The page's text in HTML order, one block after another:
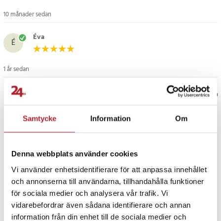
Samtycke Information Om
Denna webbplats använder cookies
Vi använder enhetsidentifierare för att anpassa innehållet
och annonserna till användarna, tillhandahålla funktioner
för sociala medier och analysera vår trafik. Vi
vidarebefordrar även sådana identifierare och annan
information från din enhet till de sociala medier och
10 månader sedan
É Éva
1 år sedan
Verified by Trustvoice
PRISGARANTI
UTFÖRSÄLJNING